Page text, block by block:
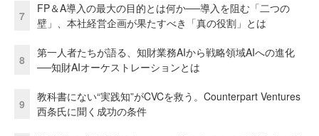
7
FP＆A導入の最大の目的とは何か──導入を阻む「二つの
壁」、本社経営企画が果たすべき「真の役割」とは
8
第一人者たちが語る、知財業務AIから戦略領域AIへの進化
──知財AIオーケストレーションとは
9
教科書にない“実践知”がCVCを救う。Counterpart Ventures
西条氏に聞く成功の条件